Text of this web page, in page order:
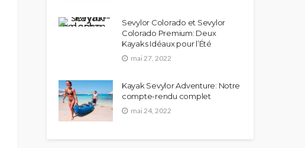
Sevylor Colorado et Sevylor
Colorado Premium: Deux
Kayaks Idéaux pour l’Été
mai 27, 2022
Kayak Sevylor Adventure: Notre
compte-rendu complet
mai 24, 2022